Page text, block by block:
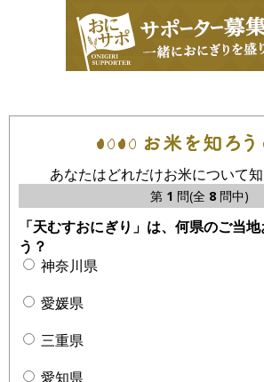
あなたはどれだけお米について
第 1 問(全 8問中)
「天むすおにぎり」は、何県のご当
う？
神奈川県
愛媛県
三重県
愛知県